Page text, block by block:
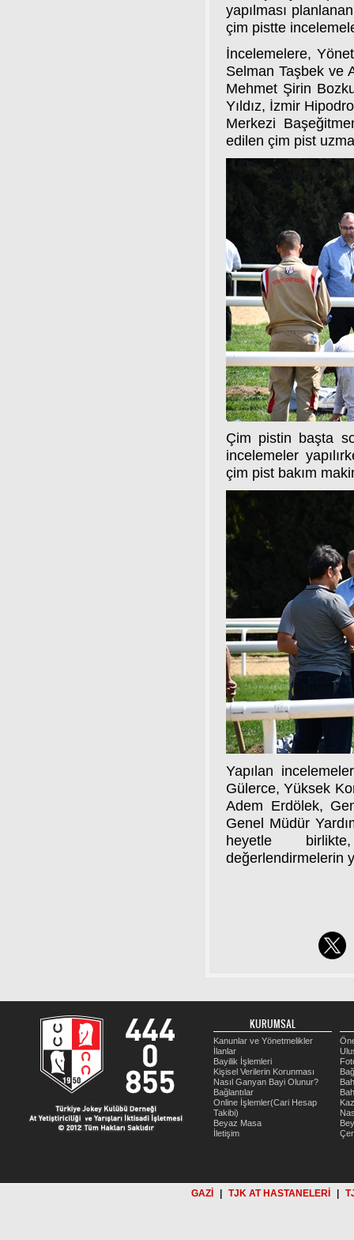
KURUMSAL
Kanunlar ve Yönetmelikler
İlanlar
Bayilik İşlemleri
Kişisel Verilerin Korunması
Nasıl Ganyan Bayi Olunur?
Bağlantılar
Online İşlemler(Cari Hesap
Takibi)
Beyaz Masa
İletişim
GAZİ TJK AT HASTANELERİ